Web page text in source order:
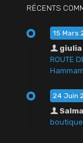
RÉCENTS
15 Mars
ROUTE
24 Juin
Salma